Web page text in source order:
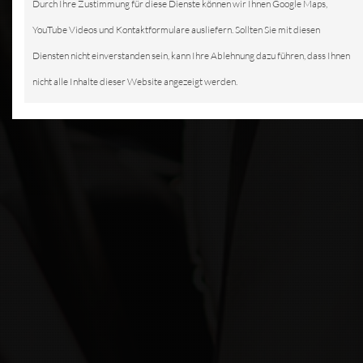
Durch Ihre Zustimmung für diese Dienste können wir Ihnen Google Maps,
YouTube Videos und Kontaktformulare ausliefern. Sollten Sie mit diesen
Diensten nicht einverstanden sein, kann Ihre Ablehnung dazu führen, dass Ihnen
nicht alle Inhalte dieser Website angezeigt werden.